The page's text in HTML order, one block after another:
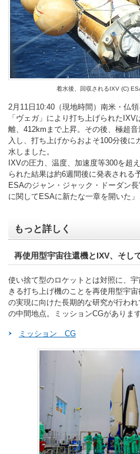
着水後、回収されるIXV (C)
2月11日10:40（現地時間）南米・仏
「ヴェガ」により打ち上げられた
離、412kmまで上昇。その後、極超
入し、打ち上げからおよそ100分後
水しました。
IXVの圧力、温度、加速度等300を超
られた結果は約6週間後に発表される
ESAのジャン・ジャック・ドーダン
に関してESAに新たな一章を開いた」
もっと詳しく
再使用型宇宙往還機とIXV、そし
使い捨て型のロケットとは対照に、
きる打ち上げ機のことを再使用型宇
の実現に向けた長期的な研究が行わ
の中間地点。ミッションCGがありま
ミッション CG